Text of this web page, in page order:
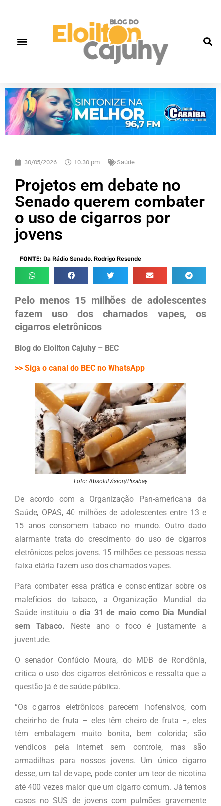
30/05/2026 10:30 pm Saúde
Projetos em debate no
Senado querem combater
o uso de cigarros por
jovens
FONTE: Da Rádio Senado, Rodrigo Resende
Pelo menos 15 milhões de adolescentes
fazem uso dos chamados vapes, os
cigarros eletrônicos
Blog do Eloilton Cajuhy – BEC
>> Siga o canal do BEC no WhatsApp
Foto: AbsolutVision/Pixabay
De acordo com a Organização Pan-americana da
Saúde, OPAS, 40 milhões de adolescentes entre 13 e
15 anos consomem tabaco no mundo. Outro dado
alarmante trata do crescimento do uso de cigarros
eletrônicos pelos jovens. 15 milhões de pessoas nessa
faixa etária fazem uso dos chamados vapes.
Para combater essa prática e conscientizar sobre os
malefícios do tabaco, a Organização Mundial da
Saúde instituiu o dia 31 de maio como Dia Mundial
sem Tabaco. Neste ano o foco é justamente a
juventude.
O senador Confúcio Moura, do MDB de Rondônia,
critica o uso dos cigarros eletrônicos e ressalta que a
questão já é de saúde pública.
“Os cigarros eletrônicos parecem inofensivos, com
cheirinho de fruta – eles têm cheiro de fruta –, eles
têm embalagem muito bonita, bem colorida; são
vendidos pela internet sem controle, mas são
armadilhas para nossos jovens. Um único cigarro
desse, um tal de vape, pode conter um teor de nicotina
até 400 vezes maior que um cigarro comum. Já temos
casos no SUS de jovens com pulmões gravemente